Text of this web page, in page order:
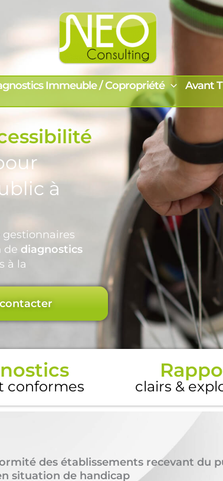
Immeuble / Copropriété Avant
à
de diagnostics
à la
conformes clairs &
des établissements recevant du
situation de handicap